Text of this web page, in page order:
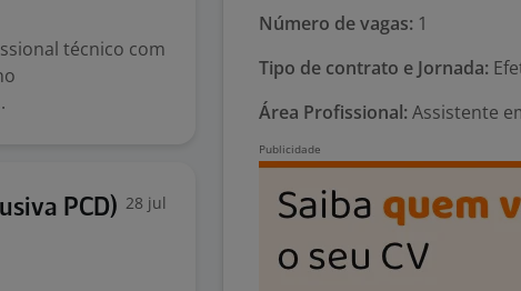
técnico com
PCD) 28 jul
Número de vagas: 1
Tipo de contrato e Jornada:
Área Profissional: Assistente